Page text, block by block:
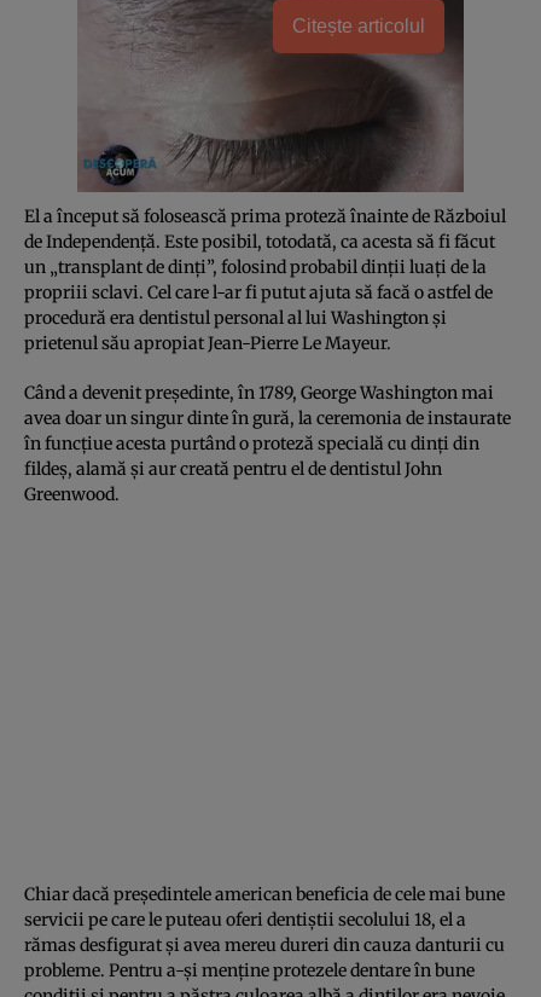
Citește articolul
El a început să folosească prima proteză înainte de Războiul
de Independenţă. Este posibil, totodată, ca acesta să fi făcut
un „transplant de dinţi”, folosind probabil dinţii luaţi de la
propriii sclavi. Cel care l-ar fi putut ajuta să facă o astfel de
procedură era dentistul personal al lui Washington şi
prietenul său apropiat Jean-Pierre Le Mayeur.
Când a devenit preşedinte, în 1789, George Washington mai
avea doar un singur dinte în gură, la ceremonia de instaurate
în funcţiue acesta purtând o proteză specială cu dinţi din
fildeş, alamă şi aur creată pentru el de dentistul John
Greenwood.
Chiar dacă preşedintele american beneficia de cele mai bune
servicii pe care le puteau oferi dentiştii secolului 18, el a
rămas desfigurat şi avea mereu dureri din cauza danturii cu
probleme. Pentru a-şi menţine protezele dentare în bune